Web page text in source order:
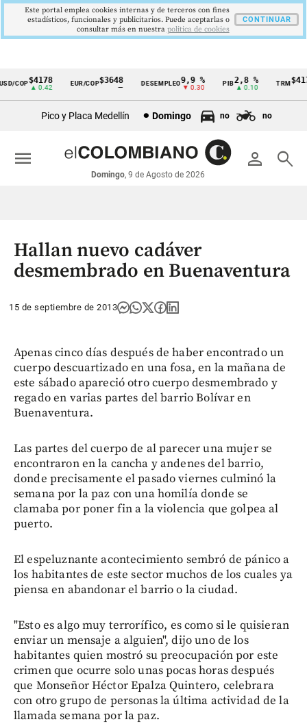
Cintillo
económicos
Colombia
COP$4178
▲ 0.42
EUR/COP$3648 DESEMPLEO 9,9 %
▼ 0.30
PIB2,8 %
▲ 0.10
TRM
Pico y Placa Medellín Domingo no no
person search
Domingo, 9 de Agosto de 2026
menu
Hallan nuevo cadáver
desmembrado en Buenaventura
15 de septiembre de 2013
Apenas cinco días después de haber encontrado un
cuerpo descuartizado en una fosa, en la mañana de
este sábado apareció otro cuerpo desmembrado y
regado en varias partes del barrio Bolívar en
Buenaventura.
Las partes del cuerpo de al parecer una mujer se
encontraron en la cancha y andenes del barrio,
donde precisamente el pasado viernes culminó la
semana por la paz con una homilía donde se
clamaba por poner fin a la violencia que golpea al
puerto.
El espeluznante acontecimiento sembró de pánico a
los habitantes de este sector muchos de los cuales ya
piensa en abandonar el barrio o la ciudad.
"Esto es algo muy terrorífico, es como si le quisieran
enviar un mensaje a alguien", dijo uno de los
habitantes quien mostró su preocupación por este
crimen que ocurre solo unas pocas horas después
que Monseñor Héctor Epalza Quintero, celebrara
con otro grupo de personas la última actividad de la
llamada semana por la paz.
Este portal emplea cookies internas y de terceros con fines
estadísticos, funcionales y publicitarios. Puede aceptarlas o
consultar más en nuestra politica de cookies
CONTINUAR